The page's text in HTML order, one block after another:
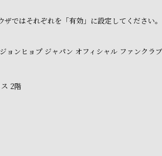
ではそれぞれを「有効」に設定してください。
ンヒョプ ジャパン オフィシャル ファンクラ
2階